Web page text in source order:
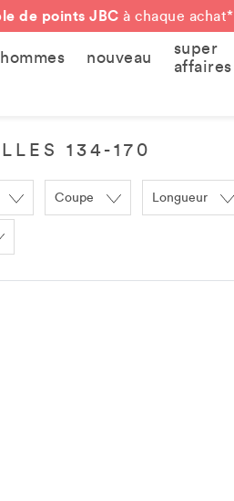
de points JBC à chaque achat*
hommes nouveau
super
affaires
134-170
Coupe Longueur